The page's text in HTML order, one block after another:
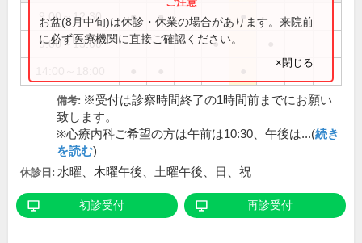
9:00～12:30 ● ● ●
9:00～13:00 ●
お盆(8月中旬)は休診・休業の場合があります。来院前
に必ず医療機関に直接ご確認ください。
×閉じる
備考: ※受付は診察時間終了の1時間前までにお願い
致します。
※心療内科ご希望の方は午前は10:30、午後は...(続き
を読む)
休診日: 水曜、木曜午後、土曜午後、日、祝
初診受付 再診受付